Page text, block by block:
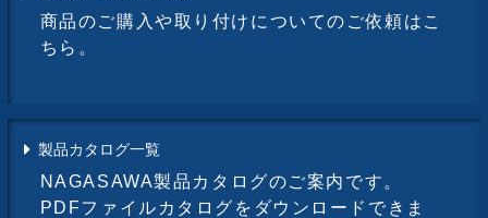
商品のご購入や取り付けについてのご依頼はこ
ちら。
製品カタログ一覧
NAGASAWA製品カタログのご案内です。
PDFファイルカタログをダウンロードできま